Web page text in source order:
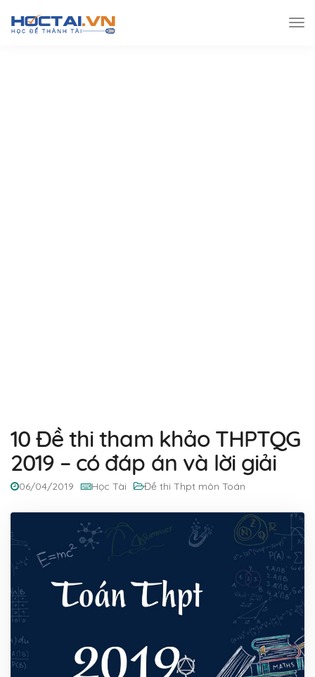
10 Đề thi tham khảo THPTQG
2019 – có đáp án và lời giải
06/04/2019 Học Tài Đề thi Thpt môn Toán